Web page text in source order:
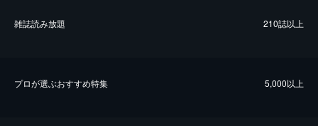
雑誌読み放題 210誌以上
プロが選ぶおすすめ特集 5,000以上